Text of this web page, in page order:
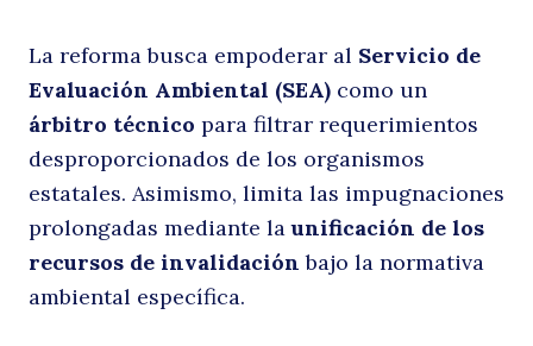
La reforma busca empoderar al Servicio de
Evaluación Ambiental (SEA) como un
árbitro técnico para filtrar requerimientos
desproporcionados de los organismos
estatales. Asimismo, limita las impugnaciones
prolongadas mediante launificación de los
recursos de invalidación bajo la normativa
ambiental específica.